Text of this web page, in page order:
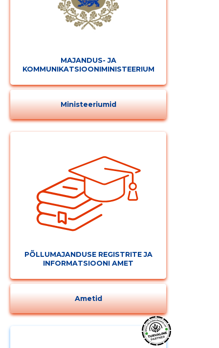
MAJANDUS- JA
KOMMUNIKATSIOONIMINISTEERIUM
Ministeeriumid
PÕLLUMAJANDUSE REGISTRITE JA
INFORMATSIOONI AMET
Ametid